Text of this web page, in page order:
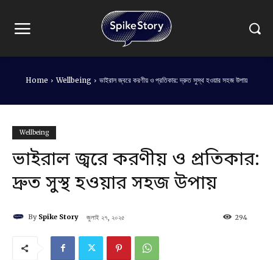
Home Wellbeing ভাইরাল জ্বরে করণীয় ও প্রতিকার: দ্রুত সুস্থ হওয়ার সহজ উপায়
Wellbeing
ভাইরাল জ্বরে করণীয় ও প্রতিকার:
দ্রুত সুস্থ হওয়ার সহজ উপায়
By Spike Story জুলাই ২৭, ২০২৫ 294